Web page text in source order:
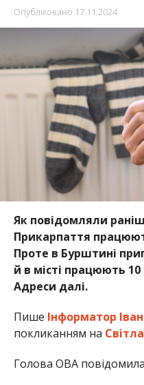
Опубліковано 17.11.2024
Як повідомляли
Прикарпаття
Проте в Бурштині
й в місті працюють 10
Адреси далі.
Пише Інформатор
покликанням на
Голова ОВА